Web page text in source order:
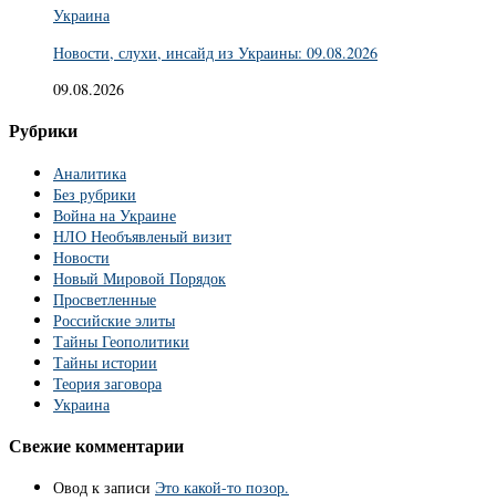
Украина
Новости, слухи, инсайд из Украины: 09.08.2026
09.08.2026
Рубрики
Аналитика
Без рубрики
Война на Украине
НЛО Необъявленый визит
Новости
Новый Мировой Порядок
Просветленные
Российские элиты
Тайны Геополитики
Тайны истории
Теория заговора
Украина
Свежие комментарии
Овод к записи Это какой-то позор.